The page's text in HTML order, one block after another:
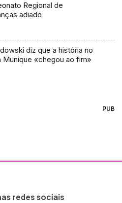
Regional de
adiado
diz que a história no
Munique «chegou ao fim»
PUB
redes sociais